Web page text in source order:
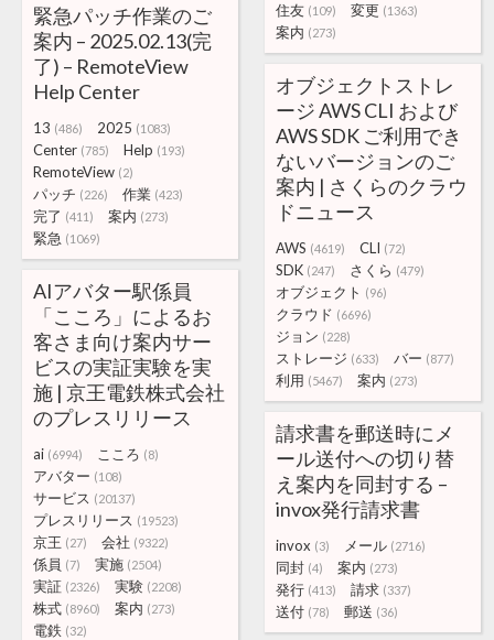
住友 (109) 変更 (1363)
案内 (273)
緊急パッチ作業のご
案内 – 2025.02.13(完
了) – RemoteView
Help Center
13 (486) 2025 (1083)
Center (785) Help (193)
RemoteView (2)
パッチ (226) 作業 (423)
完了 (411) 案内 (273)
緊急 (1069)
オブジェクトストレ
ージ AWS CLI および
AWS SDK ご利用でき
ないバージョンのご
案内 | さくらのクラウ
ドニュース
AWS (4619) CLI (72)
SDK (247) さくら (479)
オブジェクト (96)
クラウド (6696)
ジョン (228)
ストレージ (633) バー (877)
利用 (5467) 案内 (273)
AIアバター駅係員
「こころ」によるお
客さま向け案内サー
ビスの実証実験を実
施 | 京王電鉄株式会社
のプレスリリース
ai (6994) こころ (8)
アバター (108)
サービス (20137)
プレスリリース (19523)
京王 (27) 会社 (9322)
係員 (7) 実施 (2504)
実証 (2326) 実験 (2208)
株式 (8960) 案内 (273)
電鉄 (32)
請求書を郵送時にメ
ール送付への切り替
え案内を同封する –
invox発行請求書
invox (3) メール (2716)
同封 (4) 案内 (273)
発行 (413) 請求 (337)
送付 (78) 郵送 (36)